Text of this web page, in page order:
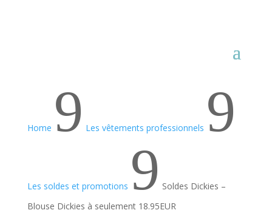
Home 9 Les vêtements professionnels 9
Les soldes et promotions 9 Soldes Dickies –
Blouse Dickies à seulement 18.95EUR